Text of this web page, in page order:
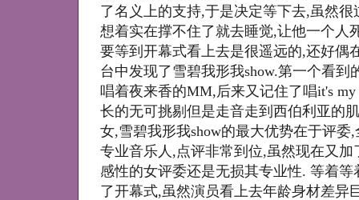
了名义上的支持,于是决定等下去,虽然很
想着实在撑不住了就去睡觉,让他一个人
要等到开幕式看上去是很遥远的,还好偶
台中发现了雪碧我形我show.第一个看到
唱着夜来香的MM,后来又记住了唱it's
长的无可挑剔但是走音走到西伯利亚的
女,雪碧我形我show的最大优势在于评委
专业音乐人,点评非常到位,虽然现在又加
感性的女评委还是无损其专业性. 等着等
了开幕式,虽然演员看上去年龄身材差异